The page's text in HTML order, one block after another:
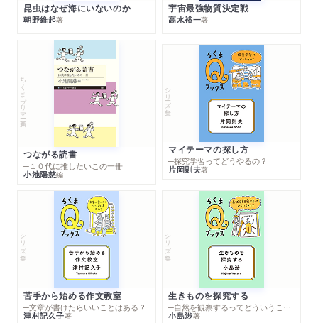
昆虫はなぜ海にいないのか
朝野維起著
宇宙最強物質決定戦
高水裕一著
ちくまプリマー新書
つながる読書
─１０代に推したいこの一冊
小池陽慈編
シリーズ・全集
マイテーマの探し方
─探究学習ってどうやるの？
片岡則夫著
シリーズ・全集
苦手から始める作文教室
─文章が書けたらいいことはある？
津村記久子著
シリーズ・全集
生きものを探究する
─自然を観察するってどういうこと？
小島渉著